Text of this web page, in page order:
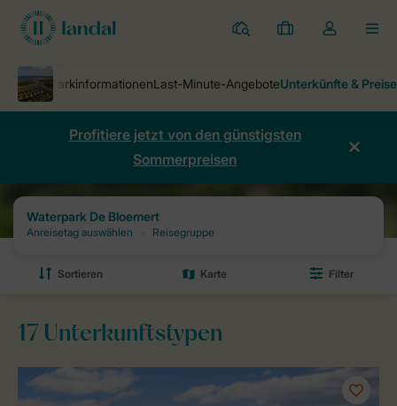
Ferienparks
Meine
Dropdown-
meines
öffnen
Profitiere jetzt von den günstigsten
Sommerpreisen
Ferienparks Waterpark De Bloemert